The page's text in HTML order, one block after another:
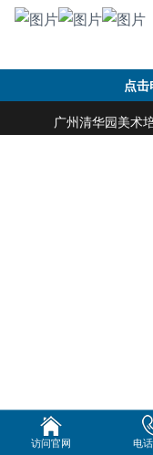
点
广州清华园美术
访问官网 电